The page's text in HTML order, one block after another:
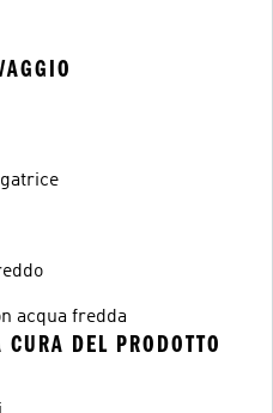
acqua fredda
DEL PRODOTTO